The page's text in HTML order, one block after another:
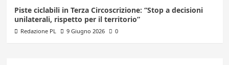
Piste ciclabili in Terza Circoscrizione: “Stop a decisioni
unilaterali, rispetto per il territorio”
Redazione PL 9 Giugno 2026 0